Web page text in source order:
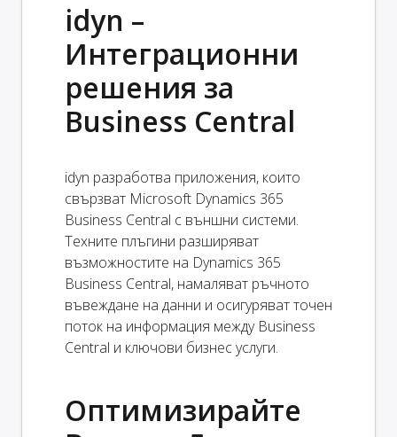
idyn –
Интеграционни
решения за
Business Central
idyn разработва приложения, които
свързват Microsoft Dynamics 365
Business Central с външни системи.
Техните плъгини разширяват
възможностите на Dynamics 365
Business Central, намаляват ръчното
въвеждане на данни и осигуряват точен
поток на информация между Business
Central и ключови бизнес услуги.
Оптимизирайте